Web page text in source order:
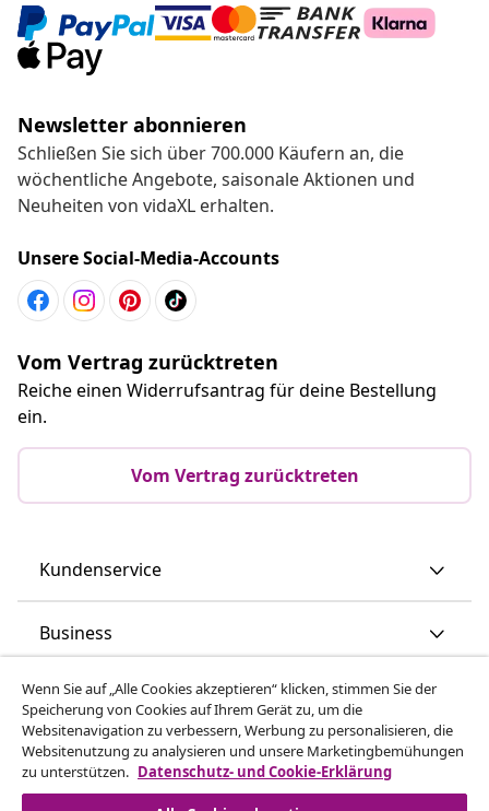
Akzeptierte Zahlungsmethoden
Newsletter abonnieren
Schließen Sie sich über 700.000 Käufern an, die
wöchentliche Angebote, saisonale Aktionen und
Unsere Social-Media-Accounts
Vom Vertrag zurücktreten
Reiche einen Widerrufsantrag für deine Bestellung
ein.
Vom Vertrag zurücktreten
Wenn Sie auf „Alle Cookies akzeptieren“ klicken, stimmen Sie der
Speicherung von Cookies auf Ihrem Gerät zu, um die
Websitenavigation zu verbessern, Werbung zu personalisieren, die
Websitenutzung zu analysieren und unsere Marketingbemühungen
zu unterstützen. Datenschutz- und Cookie-Erklärung